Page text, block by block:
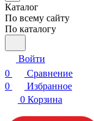
Каталог
По всему сайту
По каталогу
Войти
0
Сравнение
0
Избранное
0 Корзина